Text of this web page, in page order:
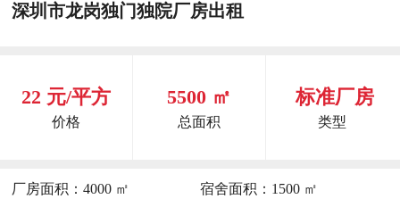
深圳市龙岗独门独院厂房出租
22 元/平方
价格
5500 ㎡
总面积
标准厂房
类型
厂房面积：4000 ㎡ 宿舍面积： 1500 ㎡